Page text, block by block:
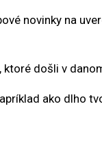
novinky na
došli v
ako dlho